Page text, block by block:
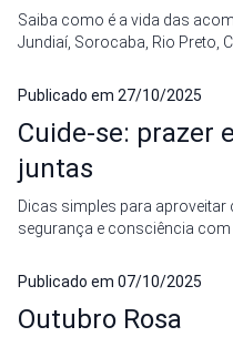
Saiba como é a vida das
Jundiaí, Sorocaba, Rio Preto,
Publicado em 27/10/2025
Cuide-se: prazer
juntas
Dicas simples para
segurança e consciência com
Publicado em 07/10/2025
Outubro Rosa